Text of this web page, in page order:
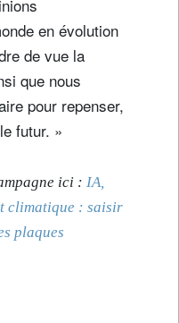
en évolution
de vue la
que nous
pour repenser,
futur. »
ici : IA,
climatique : saisir
plaques